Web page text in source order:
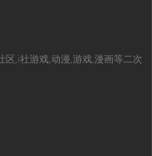
区,i社游戏,动漫,游戏,漫画等二次